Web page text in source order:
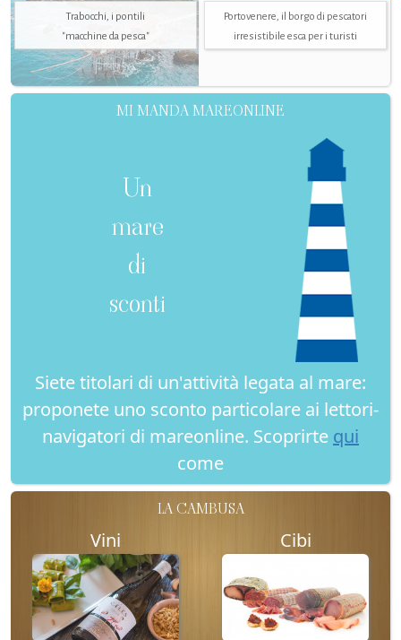
Trabocchi, i pontili
"macchine da pesca"
Portovenere, il borgo di pescatori
irresistibile esca per i turisti
MI MANDA MAREONLINE
Un
mare
di
sconti
Siete titolari di un'attività legata al mare:
proponete uno sconto particolare ai lettori-
navigatori di mareonline. Scoprirte qui
come
LA CAMBUSA
Vini Cibi